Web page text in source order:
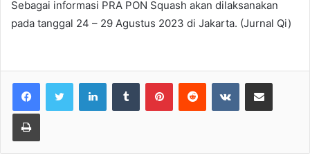
Sebagai informasi PRA PON Squash akan dilaksanakan
pada tanggal 24 – 29 Agustus 2023 di Jakarta. (Jurnal Qi)
LinkedInTumblr PinterestReddit VKontakteShare via Email
Print